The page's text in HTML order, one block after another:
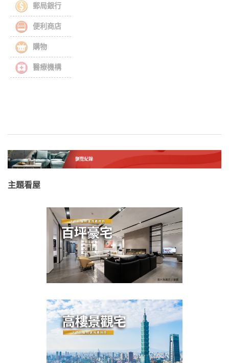
郵局銀行
便利商店
購物
醫療機構
主題看屋